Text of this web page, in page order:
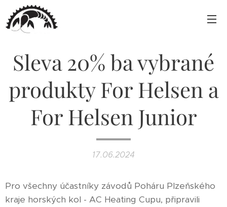
Sleva 20% ba vybrané
produkty For Helsen a
For Helsen Junior
17.06.2024
Pro všechny účastníky závodů Poháru Plzeňského
kraje horských kol - AC Heating Cupu, připravili